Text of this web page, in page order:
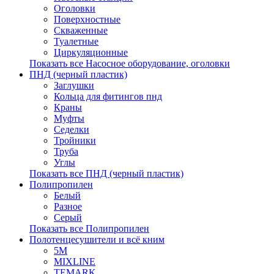
Оголовки
Поверхностные
Скваженные
Туалетные
Циркуляционные
Показать все Насосное оборудование, оголовки
ПНД (черный пластик)
Заглушки
Кольца для фитингов пнд
Краны
Муфты
Седелки
Тройники
Труба
Углы
Показать все ПНД (черный пластик)
Полипропилен
Белый
Разное
Серый
Показать все Полипропилен
Полотенцесушители и всё кним
5М
MIXLINE